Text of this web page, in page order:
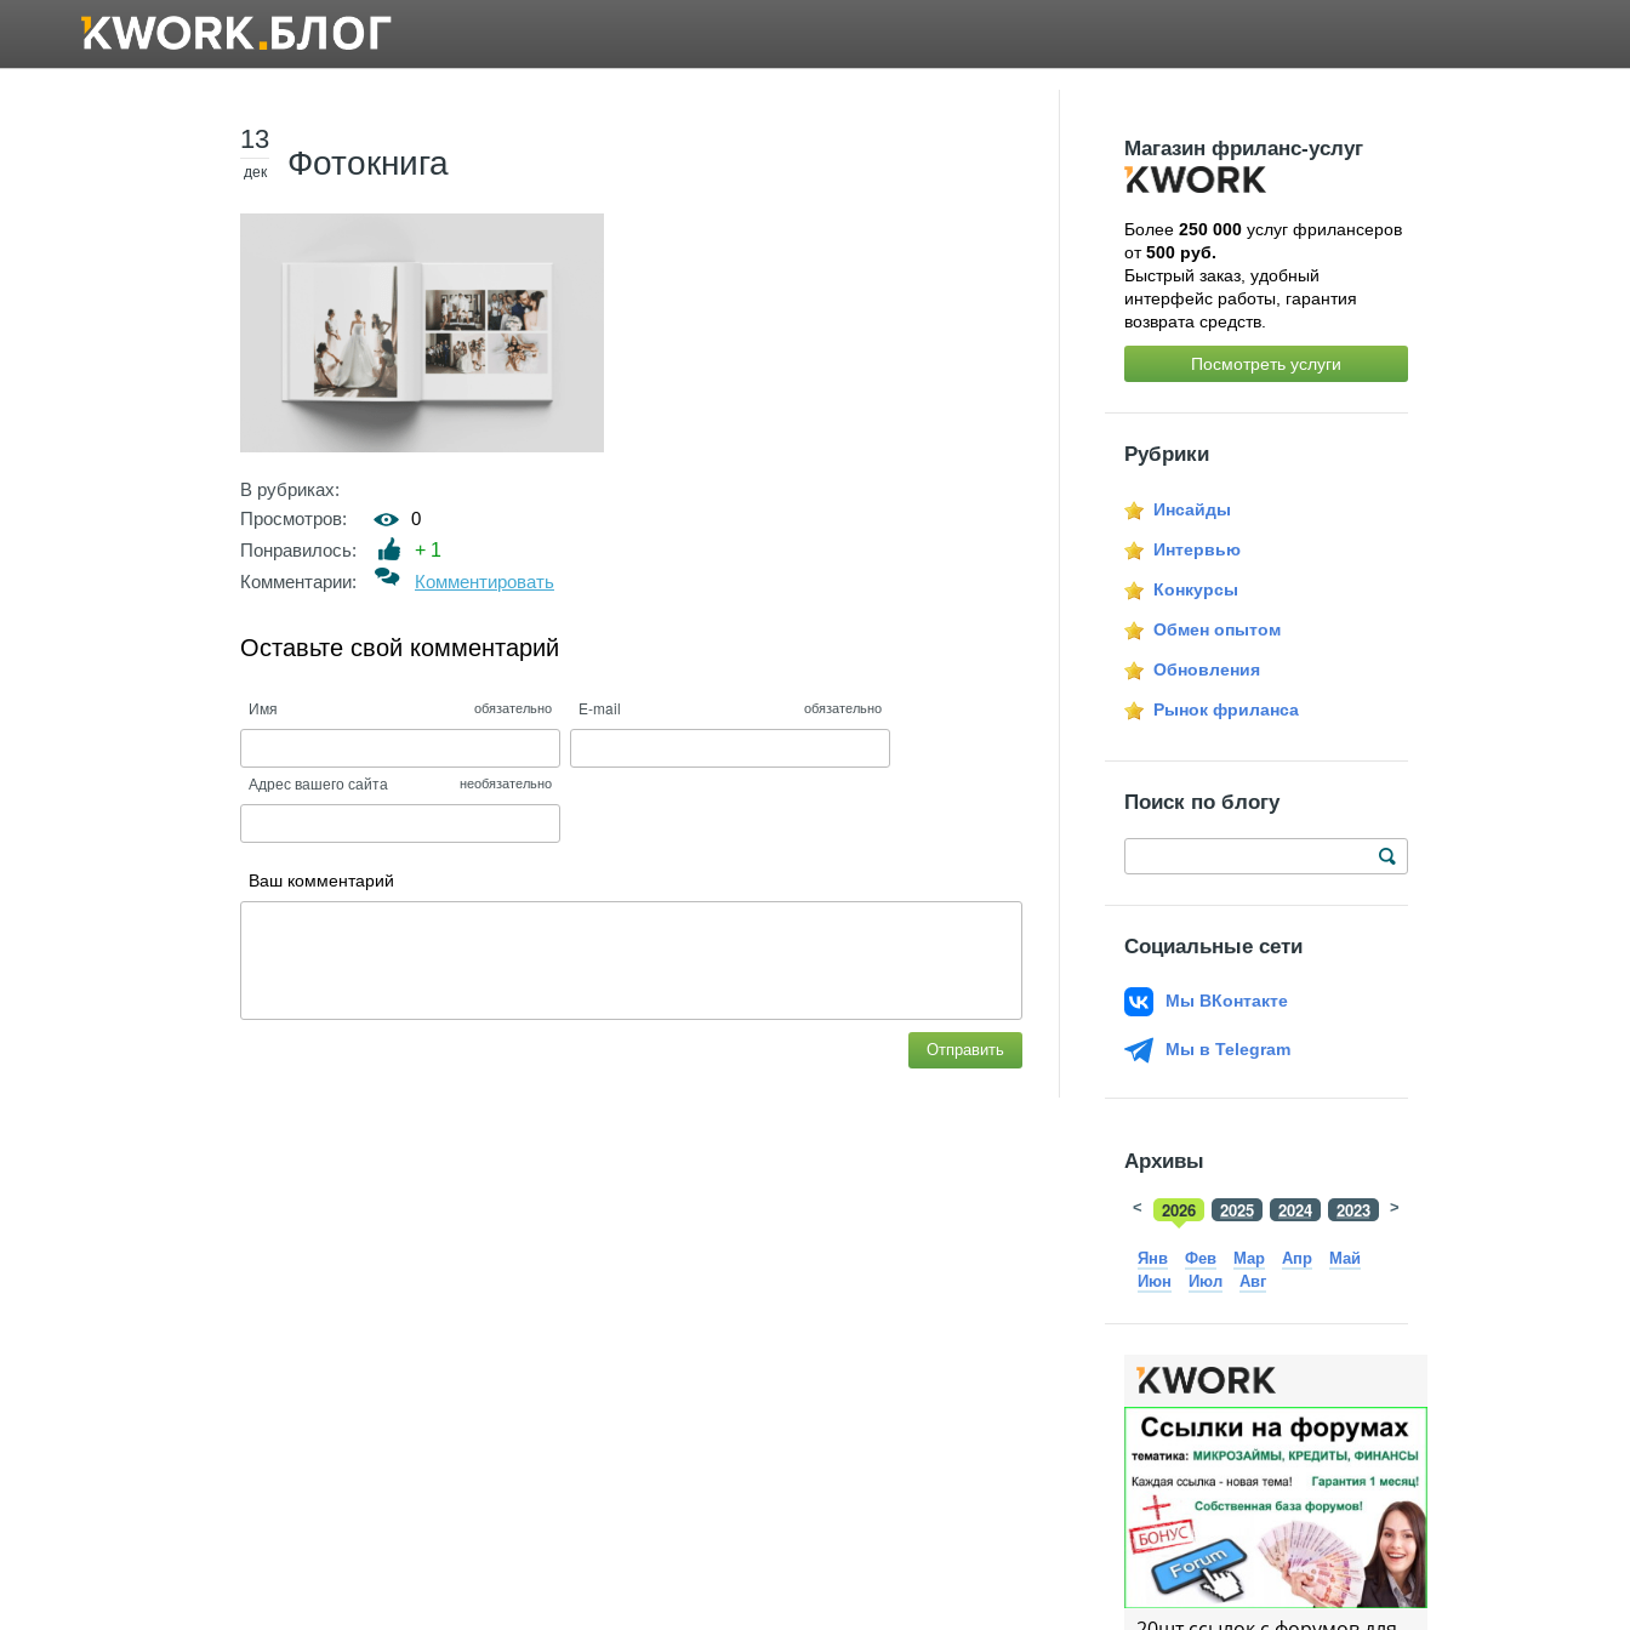
13
дек Фотокнига
В рубриках:
Просмотров:
0
Понравилось:
+ 1
Комментарии:
Комментировать
Оставьте свой комментарий
Имя обязательно E-mail обязательно
Адрес вашего сайта необязательно
Ваш комментарий
Отправить
Магазин фриланс-услуг
Более 250 000услуг фрилансеров
от500 руб.
Быстрый заказ, удобный
интерфейс работы, гарантия
возврата средств.
Посмотреть услуги
Рубрики
Инсайды
Интервью
Конкурсы
Обмен опытом
Обновления
Рынок фриланса
Поиск по блогу
Социальные сети
Мы ВКонтакте
Мы в Telegram
Архивы
2026 2025 2024 2023 2022
< >
Янв Фев Мар Апр
Май
Июн
Июл Авг